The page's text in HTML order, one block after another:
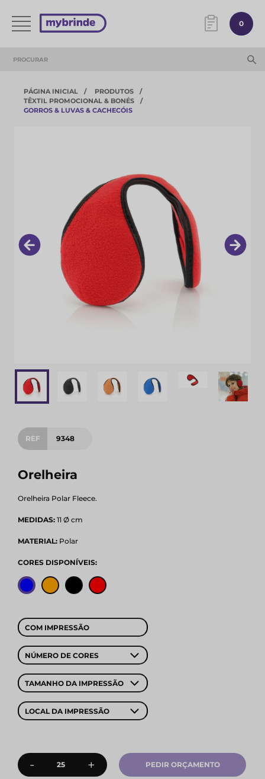
0
PÁGINA INICIAL
PRODUTOS
TÊXTIL PROMOCIONAL & BONÉS
GORROS & LUVAS & CACHECÓIS
REF 9348
Orelheira
Orelheira Polar Fleece.
MEDIDAS: 11 Ø cm
MATERIAL: Polar
CORES DISPONÍVEIS:
COM IMPRESSÃO
NÚMERO DE CORES
TAMANHO DA IMPRESSÃO
LOCAL DA IMPRESSÃO
- + PEDIR ORÇAMENTO